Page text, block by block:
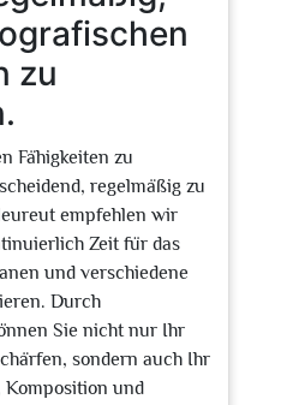
zu
Fähigkeiten zu
regelmäßig zu
empfehlen wir
Zeit für das
und verschiedene
Durch
Sie nicht nur Ihr
sondern auch Ihr
und